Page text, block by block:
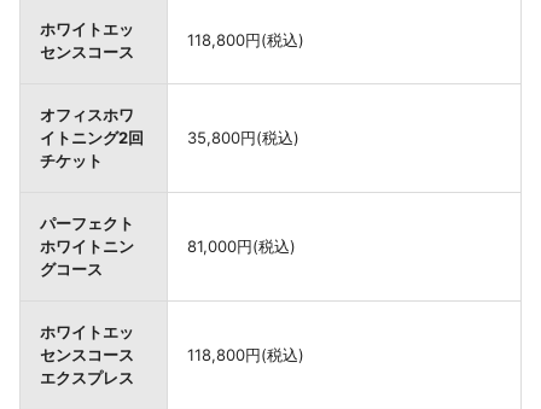
ホワイトエッ
センスコース
118,800円(税込)
オフィスホワ
イトニング2回
チケット
35,800円(税込)
パーフェクト
ホワイトニン
グコース
81,000円(税込)
ホワイトエッ
センスコース
エクスプレス
118,800円(税込)